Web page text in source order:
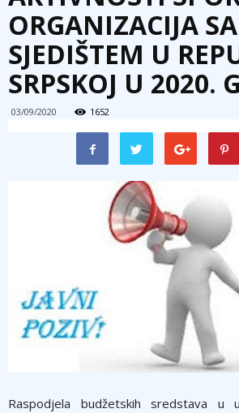
ORGANIZACIJA SA
SJEDIŠTEM U
SRPSKOJ U 2020.
03/09/2020 1652
Raspodjela budžetskih sredstava u